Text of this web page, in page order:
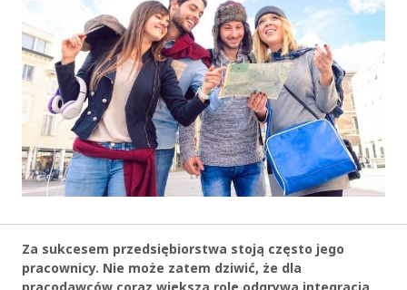
Za sukcesem przedsiębiorstwa stoją często jego
pracownicy. Nie może zatem dziwić, że dla